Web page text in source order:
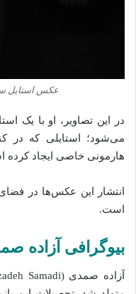
عکس استایل
در این تصاویر، او با یک
هارمونی خاصی ایجاد کرده
انتشار این عکس‌ها در
است.
بیوگرافی آزاده